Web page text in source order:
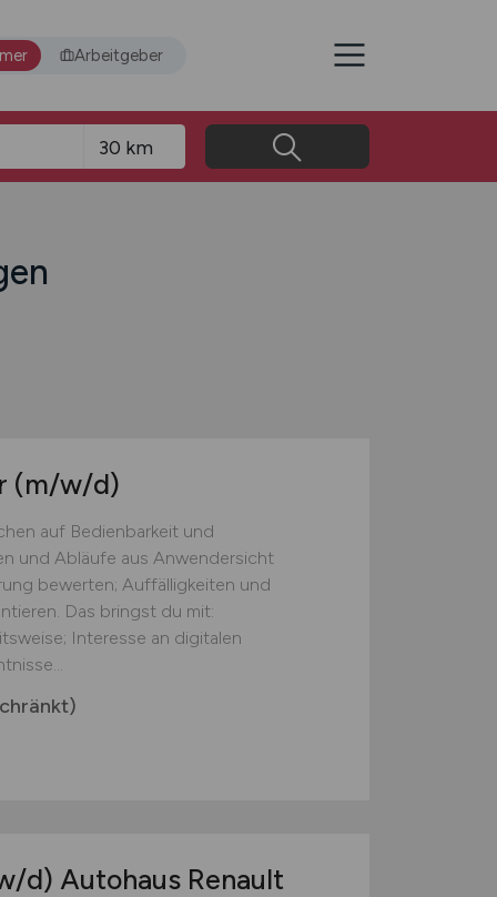
Arbeitgeber
(m/w/d)
auf Bedienbarkeit und
und Abläufe aus Anwendersicht
bewerten; Auffälligkeiten und
Das bringst du mit:
Interesse an digitalen
d) Autohaus Renault